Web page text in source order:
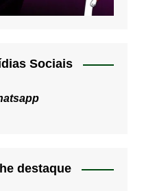
Sociais
destaque